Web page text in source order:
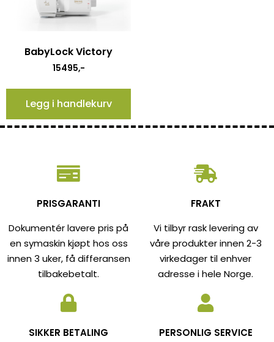
BabyLock Victory
15495,-
Legg i handlekurv
PRISGARANTI
Dokumentér lavere pris på
en symaskin kjøpt hos oss
innen 3 uker, få differansen
tilbakebetalt.
FRAKT
Vi tilbyr rask levering av
våre produkter innen 2-3
virkedager til enhver
adresse i hele Norge.
SIKKER BETALING
PERSONLIG SERVICE